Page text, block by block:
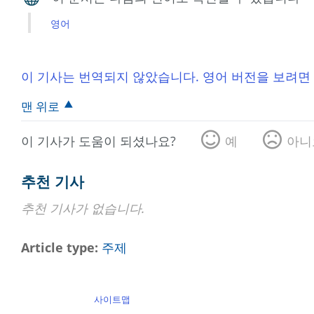
영어
이 기사는 번역되지 않았습니다. 영어 버전을 보려
맨 위로
이 기사가 도움이 되셨나요? 예 아
추천 기사
추천 기사가 없습니다.
Article type 주제
사이트맵